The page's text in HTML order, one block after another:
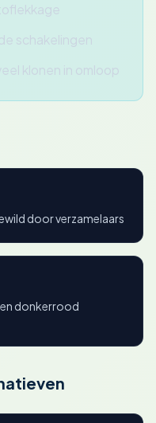
schakelingen
klonen in omloop
door verzamelaars
donkerrood